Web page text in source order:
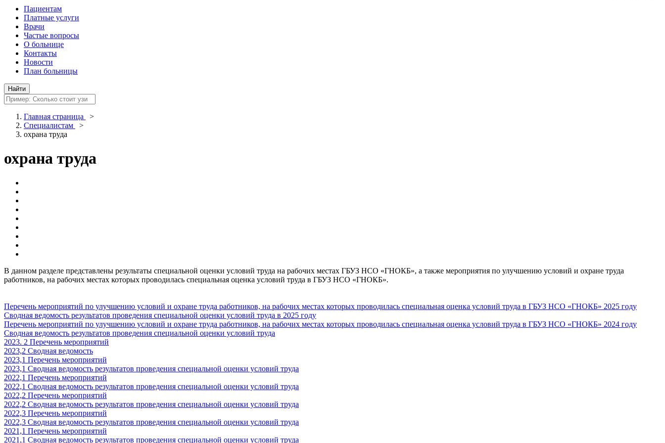
Пациентам
Платные услуги
Врачи
Частые вопросы
О больнице
Контакты
Новости
План больницы
Главная страница
>
Специалистам
>
охрана труда
охрана труда
В данном разделе представлены результаты специальной оценки условий труда на рабочих местах ГБУЗ НСО «ГНОКБ», а также мероприятия по улучшению условий и охране труда
работников, на рабочих местах которых проводилась специальная оценка условий труда в ГБУЗ НСО «ГНОКБ».
Перечень мероприятий по улучшению условий и охране труда работников, на рабочих местах которых проводилась специальная оценка условий труда в ГБУЗ НСО «ГНОКБ» 2025 году
Сводная ведомость результатов проведения специальной оценки условий труда в 2025 году
Перечень мероприятий по улучшению условий и охране труда работников, на рабочих местах которых проводилась специальная оценка условий труда в ГБУЗ НСО «ГНОКБ» 2024 году
Сводная ведомость результатов проведения специальной оценки условий труда
2023. 2 Перечень мероприятий
2023,2 Сводная ведомость
2023,1 Перечень мероприятий
2023,1 Сводная ведомость результатов проведения специальной оценки условий труда
2022,1 Перечень мероприятий
2022,1 Сводная ведомость результатов проведения специальной оценки условий труда
2022,2 Перечень мероприятий
2022,2 Сводная ведомость результатов проведения специальной оценки условий труда
2022,3 Перечень мероприятий
2022,3 Сводная ведомость результатов проведения специальной оценки условий труда
2021,1 Перечень мероприятий
2021,1 Сводная ведомость результатов проведения специальной оценки условий труда